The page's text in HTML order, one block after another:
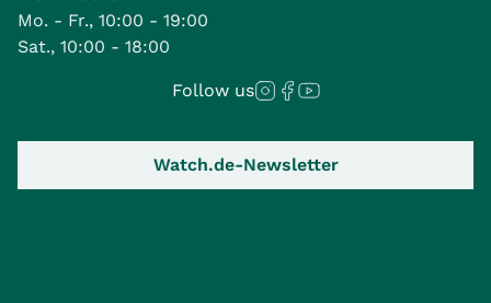
Mo. - Fr., 10:00 - 19:00
Sat., 10:00 - 18:00
Follow us
Watch.de-Newsletter